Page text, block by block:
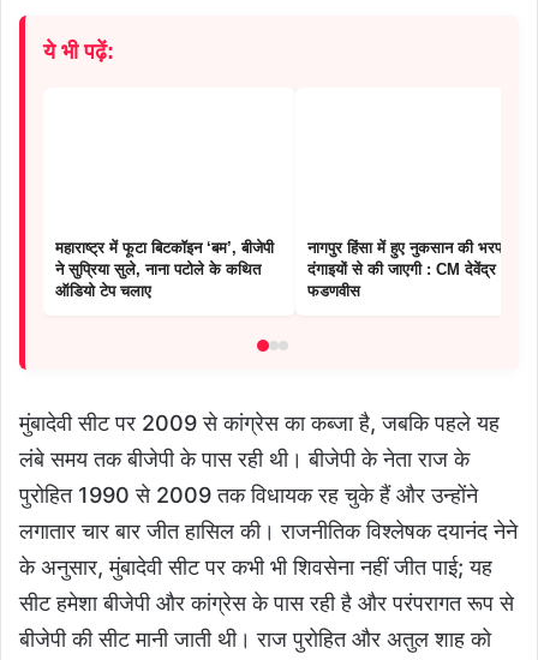
ये भी पढ़ें:
महाराष्ट्र में फूटा बिटकॉइन ‘बम’, बीजेपी
ने सुप्रिया सुले, नाना पटोले के कथित
ऑडियो टेप चलाए
नागपुर हिंसा में हुए नुकसान की भरपाई
दंगाइयों से की जाएगी : CM देवेंद्र
फडणवीस
मुंबादेवी सीट पर 2009 से कांग्रेस का कब्जा है, जबकि पहले यह
लंबे समय तक बीजेपी के पास रही थी। बीजेपी के नेता राज के
पुरोहित 1990 से 2009 तक विधायक रह चुके हैं और उन्होंने
लगातार चार बार जीत हासिल की। राजनीतिक विश्लेषक दयानंद नेने
के अनुसार, मुंबादेवी सीट पर कभी भी शिवसेना नहीं जीत पाई; यह
सीट हमेशा बीजेपी और कांग्रेस के पास रही है और परंपरागत रूप से
बीजेपी की सीट मानी जाती थी। राज पुरोहित और अतुल शाह को